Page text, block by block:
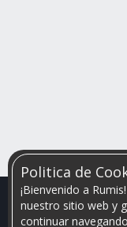
Politica de
¡Bienvenido a
nuestro sitio web y
continuar